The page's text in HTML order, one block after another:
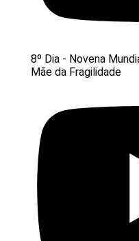
8º Dia - Novena
Mãe da Fragilidade